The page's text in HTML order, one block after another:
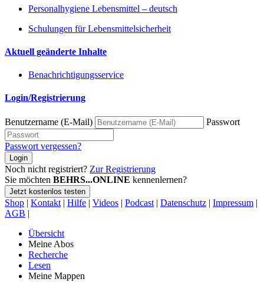
Personalhygiene Lebensmittel – deutsch
Schulungen für Lebensmittelsicherheit
Aktuell geänderte Inhalte
Benachrichtigungsservice
Login/Registrierung
Benutzername (E-Mail) Passwort
Passwort vergessen?
Login
Noch nicht registriert? Zur Registrierung
Sie möchten BEHRS...ONLINE kennenlernen?
Jetzt kostenlos testen
Shop | Kontakt | Hilfe | Videos | Podcast | Datenschutz | Impressum |
AGB |
Übersicht
Meine Abos
Recherche
Lesen
Meine Mappen